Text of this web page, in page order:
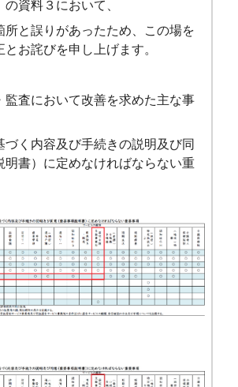
資料３において、
りがあったため、この場を
とお詫びを申し上げます。
査において改善を求めた主な事
く内容及び手続きの説明及び同
明書）に定めなければならない重